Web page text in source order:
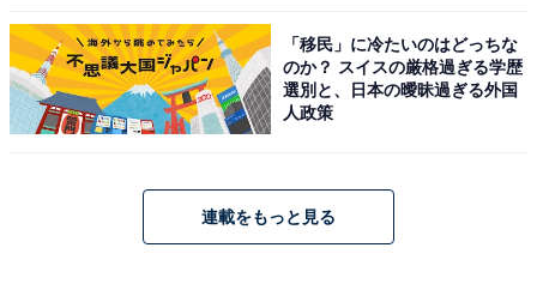
月、第3回かながわ検定 横浜ライセンス1級取得。「横浜
ウォッチャー」として、ブログ、SNSを運営。
る
「移民」に冷たいのはどっちな
のか？ スイスの厳格過ぎる学歴
選別と、日本の曖昧過ぎる外国
人政策
連載をもっと見る